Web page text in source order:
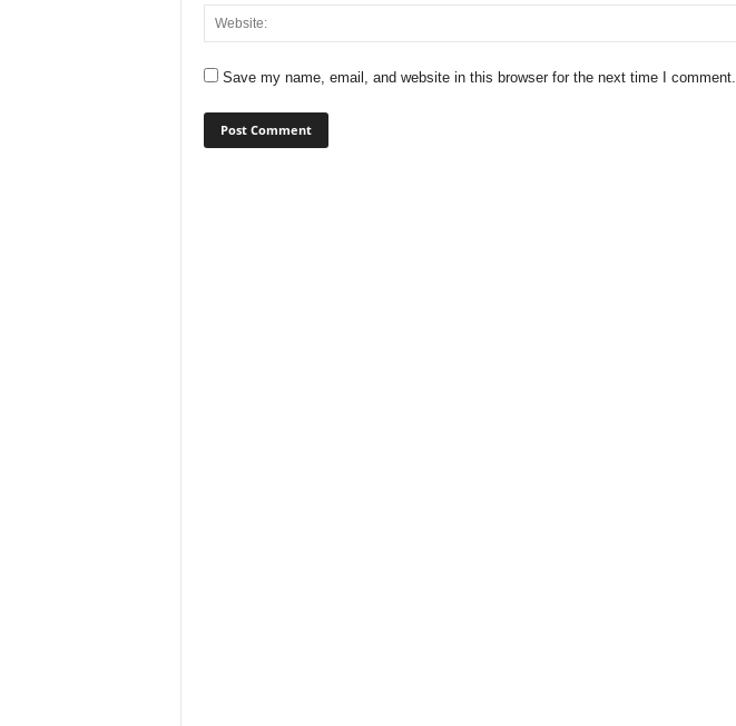
Save my name, email, and website in this browser for the next time I comment.